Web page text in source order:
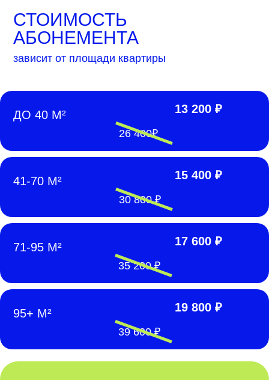
СТОИМОСТЬ
АБОНЕМЕНТА
зависит от площади квартиры
ДО 40 М²
41-70 М²
71-95 М²
26 400₽
30 800 ₽
35 200 ₽
13 200 ₽
15 400 ₽
17 600 ₽
95+ М² 19 800 ₽
39 600 ₽